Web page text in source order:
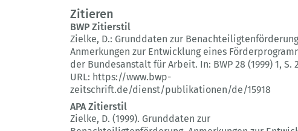
Zitieren
BWP Zitierstil
Zielke, D.: Grunddaten zur
Anmerkungen zur Entwicklung eines
der Bundesanstalt für Arbeit. In: BWP 28 (1999) 1, S.
URL: https://www.bwp-
zeitschrift.de/dienst/publikationen/de/15918
APA Zitierstil
Zielke, D. (1999). Grunddaten zur